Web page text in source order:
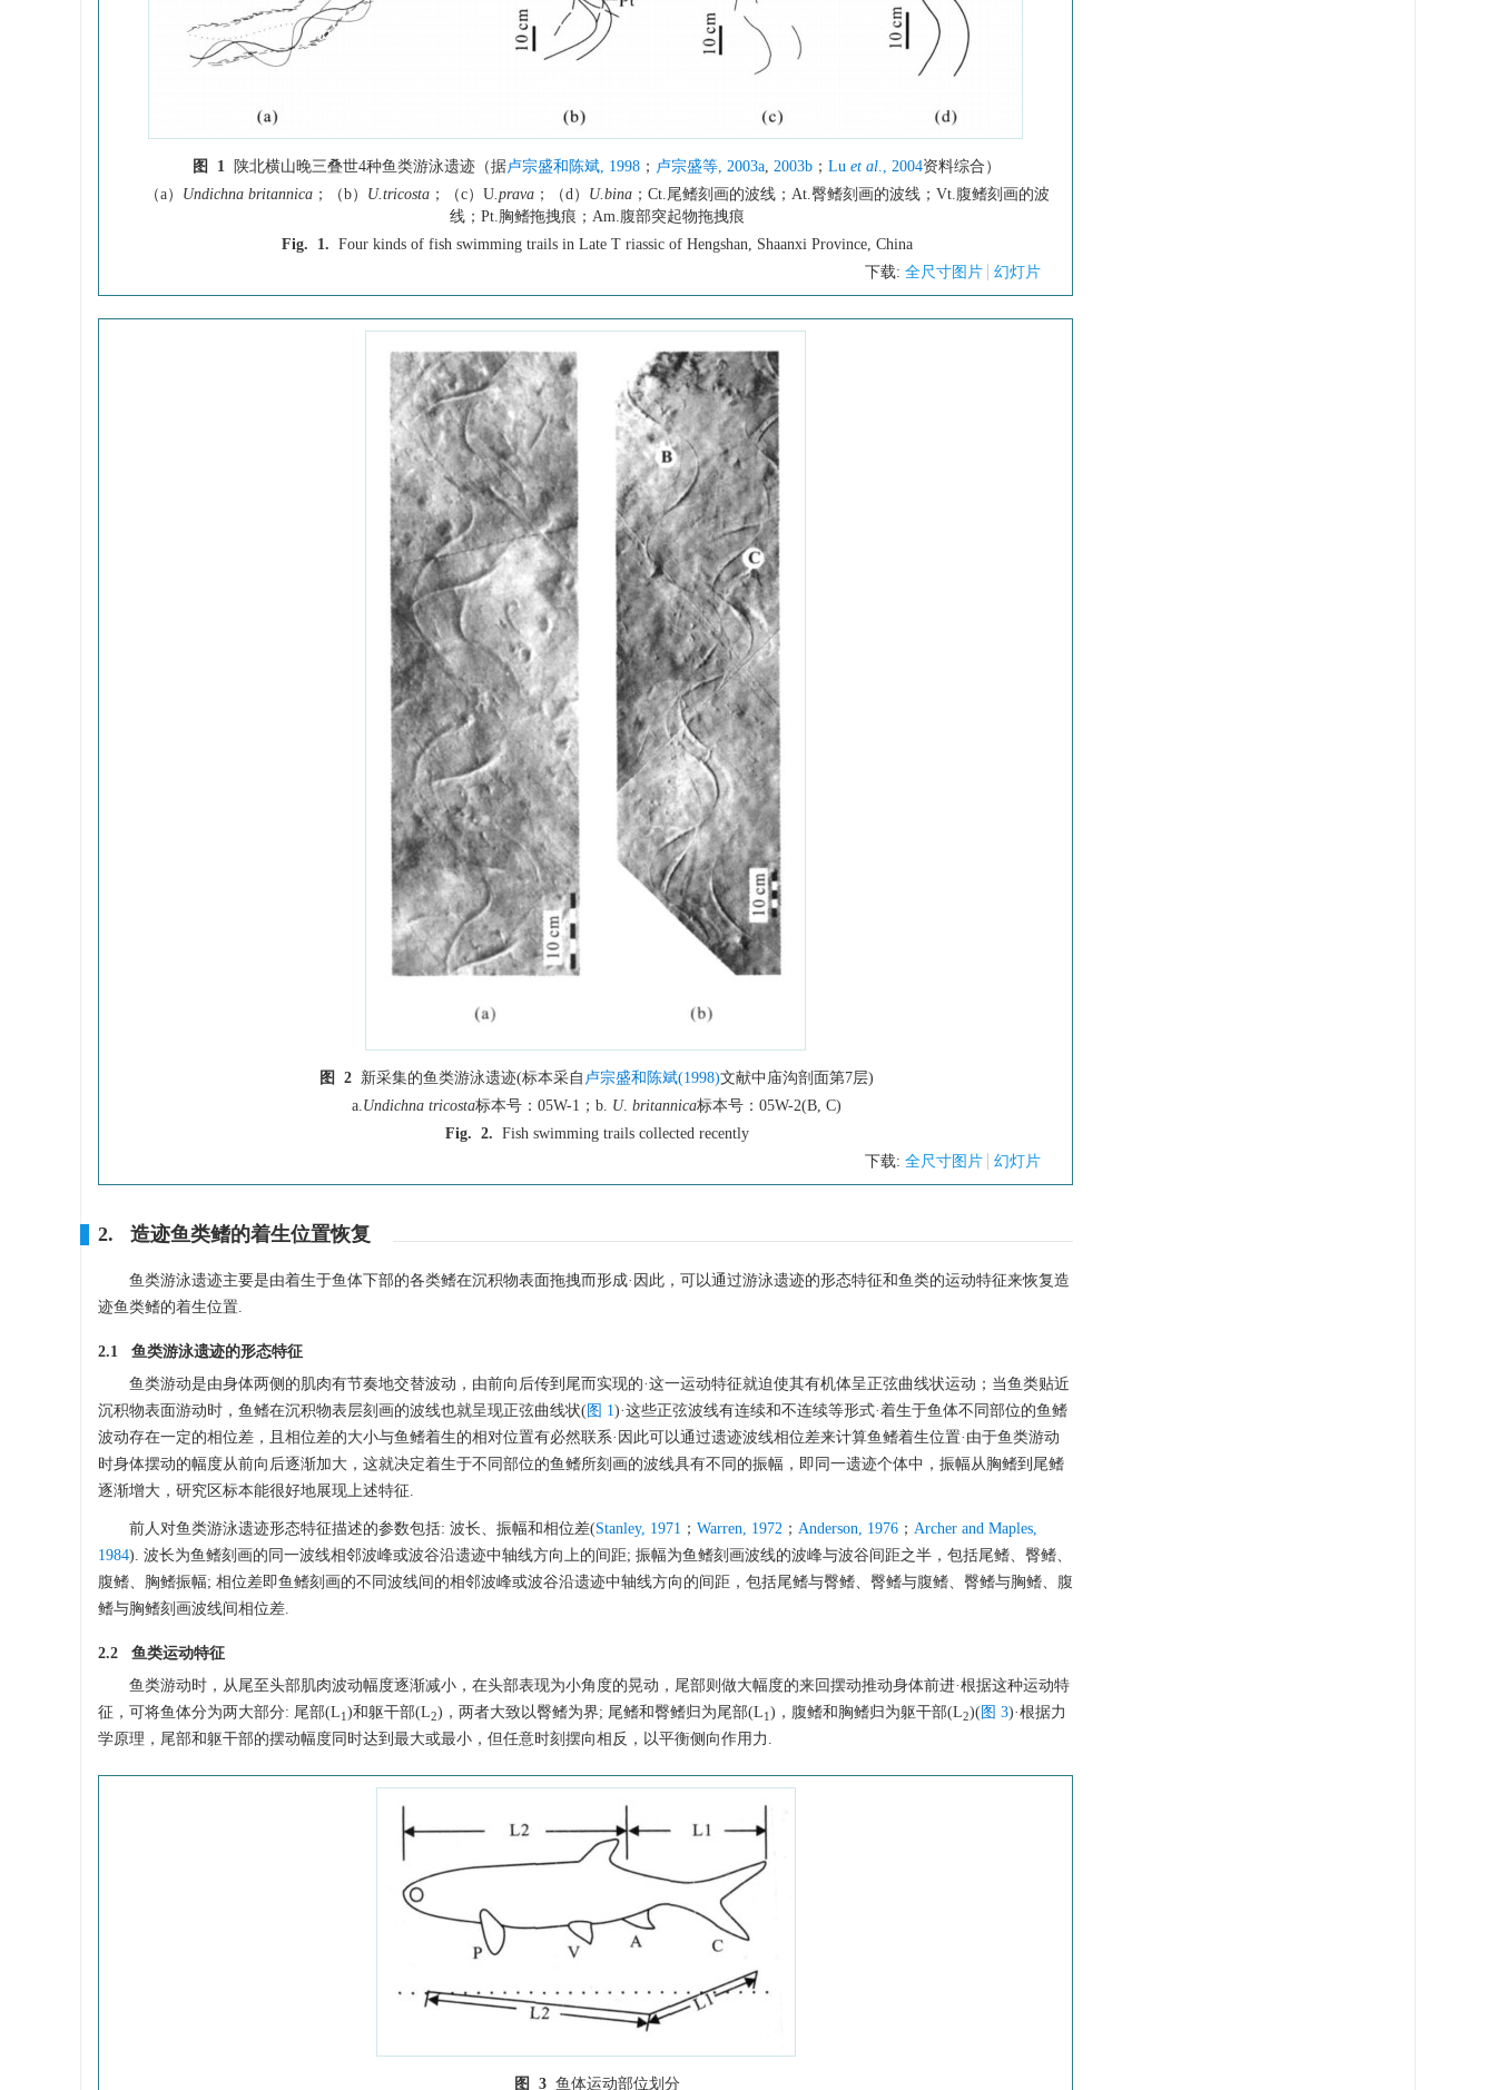
图 1 陕北横山晚三叠世4种鱼类游泳遗迹（据卢宗盛和陈斌, 1998 ； 卢宗盛等, 2003a, 2003b ； Lu et al., 2004资料综合）
（a） Undichna britannica；（b） U.tricosta；（c）U.prava；（d） U.bina；Ct.尾鳍刻画的波线；At.臀鳍刻画的波线；Vt.腹鳍刻画的波
线；Pt.胸鳍拖拽痕；Am.腹部突起物拖拽痕
Fig. 1. Four kinds of fish swimming trails in Late T riassic of Hengshan, Shaanxi Province, China
下载: 全尺寸图片 幻灯片
图 2 新采集的鱼类游泳遗迹(标本采自 卢宗盛和陈斌(1998)文献中庙沟剖面第7层)
a.Undichna tricosta标本号：05W-1；b. U. britannica标本号：05W-2(B, C)
Fig. 2. Fish swimming trails collected recently
下载: 全尺寸图片 幻灯片
2. 造迹鱼类鳍的着生位置恢复
鱼类游泳遗迹主要是由着生于鱼体下部的各类鳍在沉积物表面拖拽而形成·因此，可以通过游泳遗迹的形态特征和鱼类的运动特征来恢复造
迹鱼类鳍的着生位置.
2.1 鱼类游泳遗迹的形态特征
鱼类游动是由身体两侧的肌肉有节奏地交替波动，由前向后传到尾而实现的·这一运动特征就迫使其有机体呈正弦曲线状运动；当鱼类贴近
沉积物表面游动时，鱼鳍在沉积物表层刻画的波线也就呈现正弦曲线状(图 1)·这些正弦波线有连续和不连续等形式·着生于鱼体不同部位的鱼鳍
波动存在一定的相位差，且相位差的大小与鱼鳍着生的相对位置有必然联系·因此可以通过遗迹波线相位差来计算鱼鳍着生位置·由于鱼类游动
时身体摆动的幅度从前向后逐渐加大，这就决定着生于不同部位的鱼鳍所刻画的波线具有不同的振幅，即同一遗迹个体中，振幅从胸鳍到尾鳍
逐渐增大，研究区标本能很好地展现上述特征.
前人对鱼类游泳遗迹形态特征描述的参数包括: 波长、振幅和相位差(Stanley, 1971 ； Warren, 1972 ； Anderson, 1976 ； Archer and Maples,
1984). 波长为鱼鳍刻画的同一波线相邻波峰或波谷沿遗迹中轴线方向上的间距; 振幅为鱼鳍刻画波线的波峰与波谷间距之半，包括尾鳍、臀鳍、
腹鳍、胸鳍振幅; 相位差即鱼鳍刻画的不同波线间的相邻波峰或波谷沿遗迹中轴线方向的间距，包括尾鳍与臀鳍、臀鳍与腹鳍、臀鳍与胸鳍、腹
鳍与胸鳍刻画波线间相位差.
2.2 鱼类运动特征
鱼类游动时，从尾至头部肌肉波动幅度逐渐减小，在头部表现为小角度的晃动，尾部则做大幅度的来回摆动推动身体前进·根据这种运动特
征，可将鱼体分为两大部分: 尾部(L1 )和躯干部(L2)，两者大致以臀鳍为界; 尾鳍和臀鳍归为尾部(L1 )，腹鳍和胸鳍归为躯干部(L2)(图 3)·根据力
学原理，尾部和躯干部的摆动幅度同时达到最大或最小，但任意时刻摆向相反，以平衡侧向作用力.
图 3 鱼体运动部位划分